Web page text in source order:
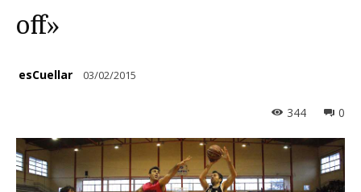
off»
esCuellar 03/02/2015
0
344